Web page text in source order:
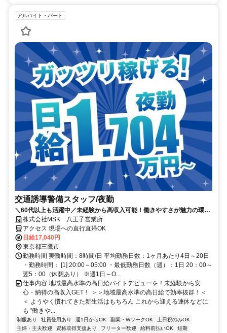
アルバイト・パート
交通誘導警備スタッフ/夜勤
＼60代以上も活躍中／未経験から高収入可能！働きやすさが魅力の環境
で警備員デビューをしませんか！【月収34万円以上可能！日払いも
OK！】勤務3日前迄シフト申請が可能です！週1日～・短期もOK！あな
たのライフスタイルに合わせてお仕事しませんか！未経験者大歓迎！年
代幅広く活躍しています。
株式会社MSK 八王子営業所
アクセス 現場への直行直帰OK
日給17,040円
東京都三鷹市
勤務時間 実働時間：8時間/日 平均勤務日数：1ヶ月あたり4日～20日
・勤務時間： [1] 20:00～05:00 ・最低勤務日数（週）：1日 20：00～
翌5：00（休憩あり） ※週1日～O...
仕事内容 地域最高水準の高日給バイトデビューを！未経験から安
心・納得の高収入GET！ ＞＞地域最高水準の高日給で効率抜群！＜
＜ ようやく慣れてきた新生活はもちろん これから迎える連休などに
も ”働きや...
制服あり 社員登用あり 週1日からOK 副業・WワークOK
土日祝のみOK
主婦・主夫歓迎
資格取得支援あり フリーター歓迎 給料前払いOK
短期